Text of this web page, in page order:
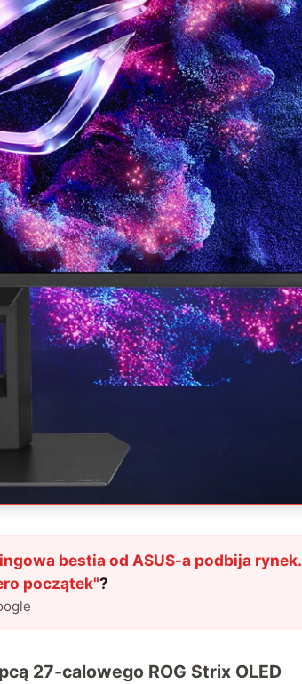
bestia od ASUS-a podbija rynek.
początek"?
27-calowego ROG Strix OLED